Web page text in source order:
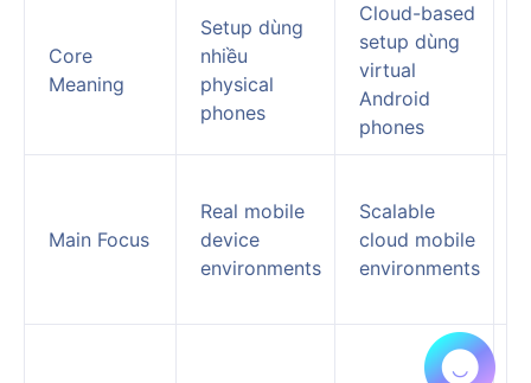
Core
Meaning
Setup dùng
nhiều
physical
phones
Cloud-based
setup dùng
virtual
Android
phones
Main Focus
Real mobile
device
environments
Scalable
cloud mobile
environments